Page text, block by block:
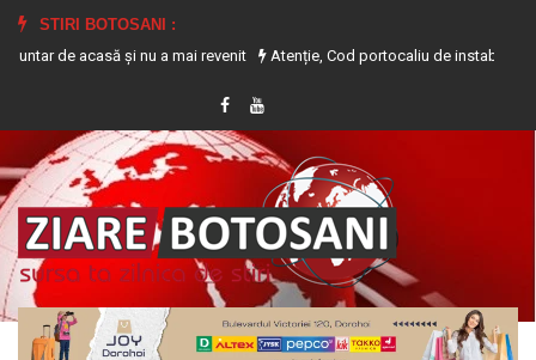
STIRI BOTOSANI :
și nu a mai revenit
Atenție, Cod portocaliu de instabilitate